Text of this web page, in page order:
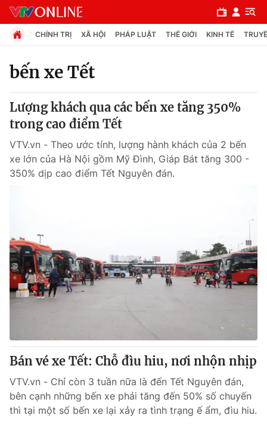
Chuyên mục
Chính trị
Xã hội
Thế giới
Tin tức
Thế giới đó đây
Kinh tế
Thị trường
Góc doanh nghiệp
Truyền hình
Phim VTV
Hậu trường
Giải trí
CHÍNH TRỊ XÃ HỘI PHÁP LUẬT THẾ GIỚI KINH TẾ
bến xe Tết
Lượng khách qua các bến xe tăng 350%
trong cao điểm Tết
VTV.vn - Theo ước tính, lượng hành khách của 2 bến
xe lớn của Hà Nội gồm Mỹ Đình, Giáp Bát tăng 300 -
350% dịp cao điểm Tết Nguyên đán.
Bán vé xe Tết: Chỗ đìu hiu, nơi nhộn nhịp
VTV.vn - Chỉ còn 3 tuần nữa là đến Tết Nguyên đán,
bên cạnh những bến xe phải tăng đến 50% số chuyến
thì tại một số bến xe lại xảy ra tình trạng ế ẩm, đìu hiu.